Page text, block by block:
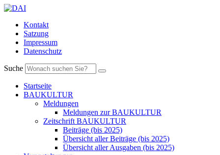
Kontakt
Satzung
Impressum
Datenschutz
Suche
Startseite
BAUKULTUR
Meldungen
Meldungen zur BAUKULTUR
Zeitschrift BAUKULTUR
Beiträge (bis 2025)
Übersicht aller Beiträge (bis 2025)
Übersicht aller Ausgaben (bis 2025)